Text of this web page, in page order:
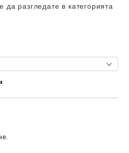
разгледате в категорията